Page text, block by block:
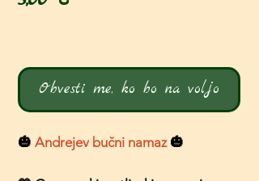
Obvesti me, ko bo na voljo
🎃 Andrejev bučni namaz 🎃